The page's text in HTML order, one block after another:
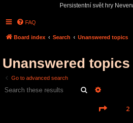
Persistentní svět hry
FAQ
Board index Search Unanswered topics
Unanswered topics
Go to advanced search
Search
Page 1of
2